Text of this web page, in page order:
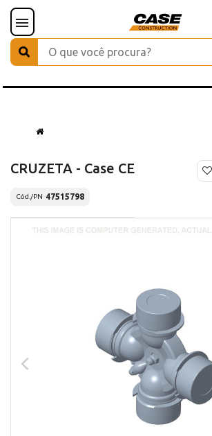
CRUZETA - Case CE
Cód./PN 47515798